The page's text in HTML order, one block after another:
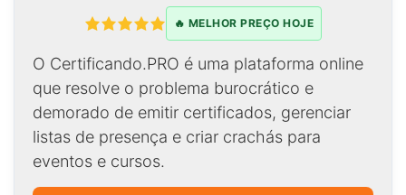
🔥 MELHOR PREÇO HOJE
O Certificando.PRO é uma plataforma online
que resolve o problema burocrático e
demorado de emitir certificados, gerenciar
listas de presença e criar crachás para
eventos e cursos.